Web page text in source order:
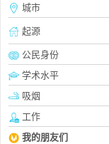
城市
起源
公民身份
学术水平
吸烟
工作
我的朋友们